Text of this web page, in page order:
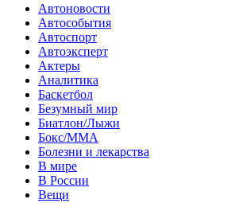
Автоновости
Автособытия
Автоспорт
Автоэксперт
Актеры
Аналитика
Баскетбол
Безумный мир
Биатлон/Лыжи
Бокс/MMA
Болезни и лекарства
В мире
В России
Вещи